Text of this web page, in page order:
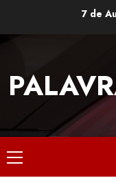
7 de
Primary
Menu